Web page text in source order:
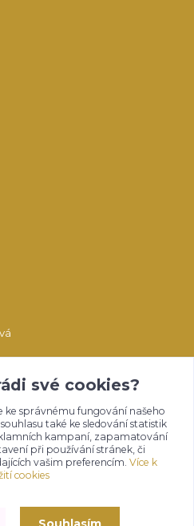
své cookies?
ke správnému fungování našeho
také ke sledování statistik
kampaní, zapamatování
při používání stránek, či
vašim preferencím. Více k
cookies